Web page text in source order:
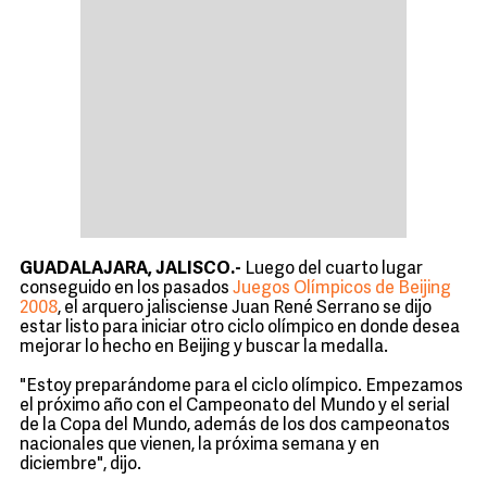
GUADALAJARA, JALISCO.- Luego del cuarto lugar
conseguido en los pasados Juegos Olímpicos de Beijing
2008, el arquero jalisciense Juan René Serrano se dijo
estar listo para iniciar otro ciclo olímpico en donde desea
mejorar lo hecho en Beijing y buscar la medalla.
"Estoy preparándome para el ciclo olímpico. Empezamos
el próximo año con el Campeonato del Mundo y el serial
de la Copa del Mundo, además de los dos campeonatos
nacionales que vienen, la próxima semana y en
diciembre", dijo.